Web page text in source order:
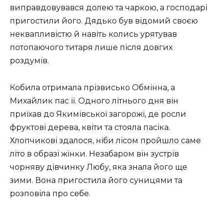
виправдовувався долею та чаркою, а господарі
пригостили його. Дядько був відомий своєю
неквапливістю й навіть колись урятував
потопаючого титаря лише після довгих
роздумів.
Кобила отримала прізвисько Обмінна, а
Михайлик пас її. Одного літнього дня він
приїхав до Якимівської загорожі, де росли
фруктові дерева, квіти та стояла пасіка.
Хлопчикові здалося, ніби лісом пройшло саме
літо в образі жінки. Незабаром він зустрів
чорняву дівчинку Любу, яка знала його ще
зими. Вона пригостила його суницями та
розповіла про себе.